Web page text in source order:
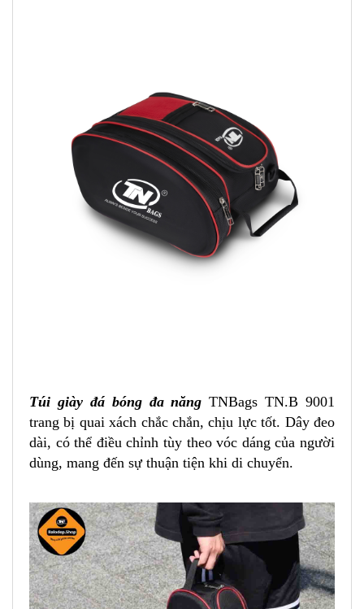
Túi giày đá bóng đa năngTNBags TN.B 9001
trang bị quai xách chắc chắn, chịu lực tốt. Dây đeo
dài, có thể điều chỉnh tùy theo vóc dáng của người
dùng, mang đến sự thuận tiện khi di chuyển.